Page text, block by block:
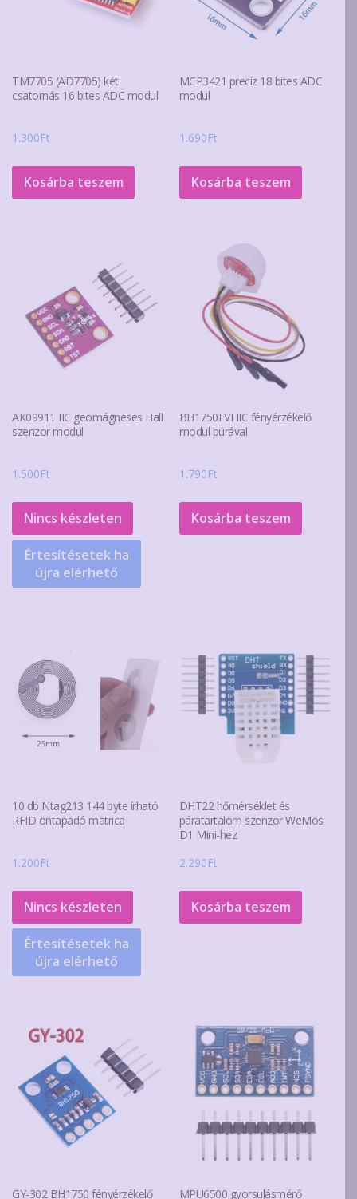
TM7705 (AD7705) két
csatornás 16 bites ADC modul
1.300Ft
Kosárba teszem
MCP3421 precíz 18 bites ADC
modul
1.690Ft
Kosárba teszem
AK09911 IIC geomágneses Hall
szenzor modul
1.500Ft
Nincs készleten
Értesítésetek ha
újra elérhető
BH1750FVI IIC fényérzékelő
modul búrával
1.790Ft
Kosárba teszem
10 db Ntag213 144 byte írható
RFID öntapadó matrica
1.200Ft
Nincs készleten
Értesítésetek ha
újra elérhető
DHT22 hőmérséklet és
páratartalom szenzor WeMos
D1 Mini-hez
2.290Ft
Kosárba teszem
GY-302 BH1750 fényérzékelő MPU6500 gyorsulásmérő